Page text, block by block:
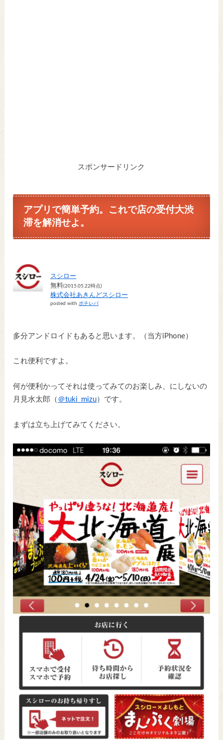
スポンサードリンク
アプリで簡単予約。これで店の受付大渋
滞を解消せよ。
スシロー
無料(2015.05.22時点)
株式会社あきんどスシロー
posted withポチレバ
多分アンドロイドもあると思います。（当方iPhone）
これ便利ですよ。
何が便利かってそれは使ってみてのお楽しみ、にしないの
月見水太郎（ ＠tuki_mizu）です。
まずは立ち上げてみてください。